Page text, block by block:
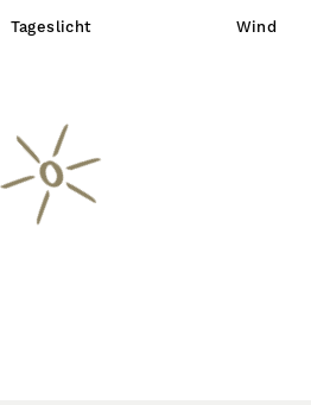
Tageslicht Wind